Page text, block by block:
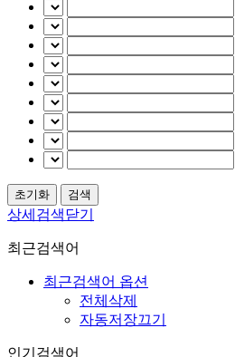
상세검색닫기
최근검색어
최근검색어 옵션
전체삭제
자동저장끄기
인기검색어